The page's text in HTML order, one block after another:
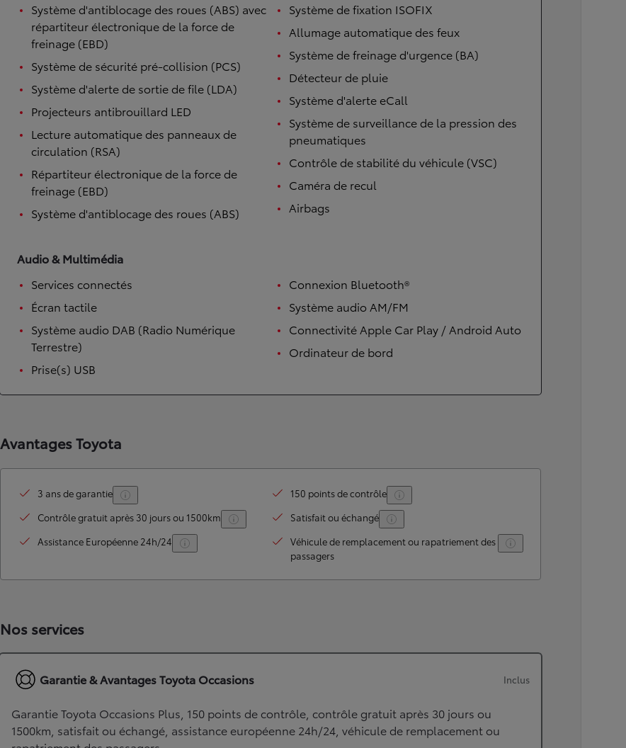
Disponible rapidement
Système d'antiblocage des roues (ABS) avec
répartiteur électronique de la force de
freinage (EBD)
Système de sécurité pré-collision (PCS)
Système d'alerte de sortie de file (LDA)
Projecteurs antibrouillard LED
Lecture automatique des panneaux de
circulation (RSA)
Répartiteur électronique de la force de
freinage (EBD)
Système d'antiblocage des roues (ABS)
Système de fixation ISOFIX
Allumage automatique des feux
Système de freinage d'urgence (BA)
Détecteur de pluie
Système d'alerte eCall
Système de surveillance de la pression des
pneumatiques
Contrôle de stabilité du véhicule (VSC)
Caméra de recul
Airbags
Audio & Multimédia
Services connectés
Écran tactile
Système audio DAB (Radio Numérique
Terrestre)
Prise(s) USB
Connexion Bluetooth®
Système audio AM/FM
Connectivité Apple Car Play / Android Auto
Ordinateur de bord
Avantages Toyota
3 ans de garantie
150 points de contrôle
Contrôle gratuit après 30 jours ou 1500km
Satisfait ou échangé
Assistance Européenne 24h/24
Véhicule de remplacement ou rapatriement des
passagers
Nos services
Garantie & Avantages Toyota Occasions Inclus
Garantie Toyota Occasions Plus, 150 points de contrôle, contrôle gratuit après 30 jours ou
1500km, satisfait ou échangé, assistance européenne 24h/24, véhicule de remplacement ou